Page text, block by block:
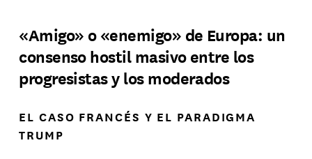
«Amigo» o «enemigo» de Europa: un
consenso hostil masivo entre los
progresistas y los moderados
EL CASO FRANCÉS Y EL PARADIGMA
TRUMP